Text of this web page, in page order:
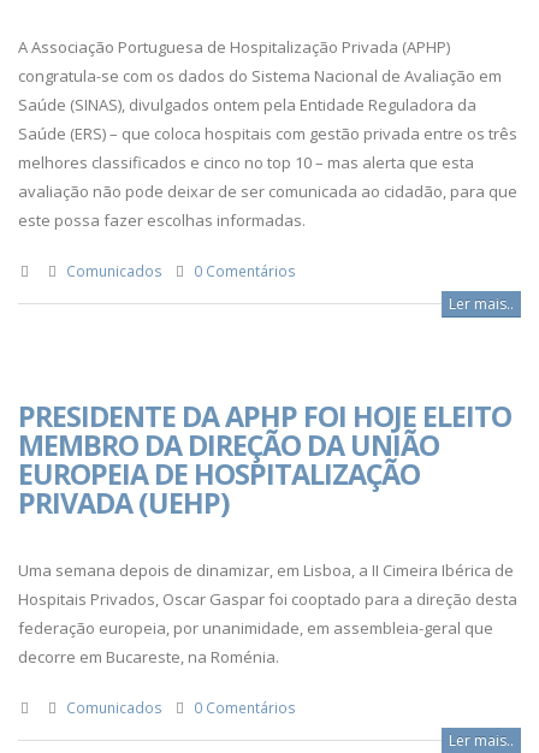
A Associação Portuguesa de Hospitalização Privada (APHP)
congratula-se com os dados do Sistema Nacional de Avaliação em
Saúde (SINAS), divulgados ontem pela Entidade Reguladora da
Saúde (ERS) – que coloca hospitais com gestão privada entre os três
melhores classificados e cinco no top 10 – mas alerta que esta
avaliação não pode deixar de ser comunicada ao cidadão, para que
este possa fazer escolhas informadas.
Comunicados 0 Comentários
Ler mais..
PRESIDENTE DA APHP FOI HOJE ELEITO
MEMBRO DA DIREÇÃO DA UNIÃO
EUROPEIA DE HOSPITALIZAÇÃO
PRIVADA (UEHP)
Uma semana depois de dinamizar, em Lisboa, a II Cimeira Ibérica de
Hospitais Privados, Oscar Gaspar foi cooptado para a direção desta
federação europeia, por unanimidade, em assembleia-geral que
decorre em Bucareste, na Roménia.
Comunicados 0 Comentários
Ler mais..